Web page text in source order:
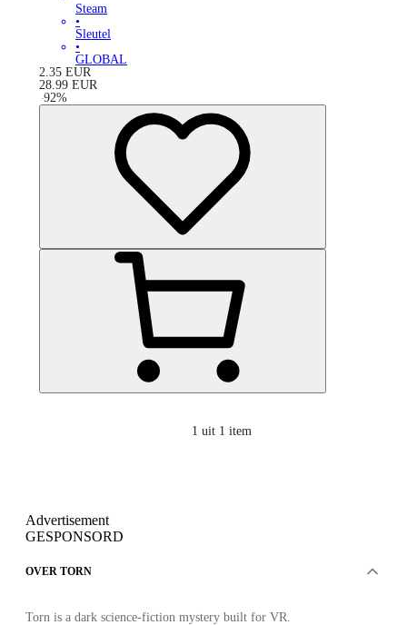
Steam
•
Sleutel
•
GLOBAL
2.35 EUR
28.99 EUR
-92%
1 uit 1 item
Advertisement
GESPONSORD
OVER TORN
Torn is a dark science-fiction mystery built for VR.